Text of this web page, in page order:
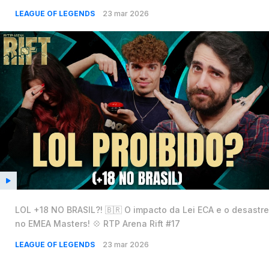
LEAGUE OF LEGENDS 23 mar 2026
LOL +18 NO BRASIL?! 🇧🇷 O impacto da Lei ECA e o desastre
no EMEA Masters! 💠 RTP Arena Rift #17
LEAGUE OF LEGENDS 23 mar 2026